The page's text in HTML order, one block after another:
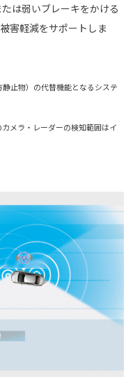
は弱いブレーキをかける
害軽減をサポートしま
止物）の代替機能となるシステ
メラ・レーダーの検知範囲はイ